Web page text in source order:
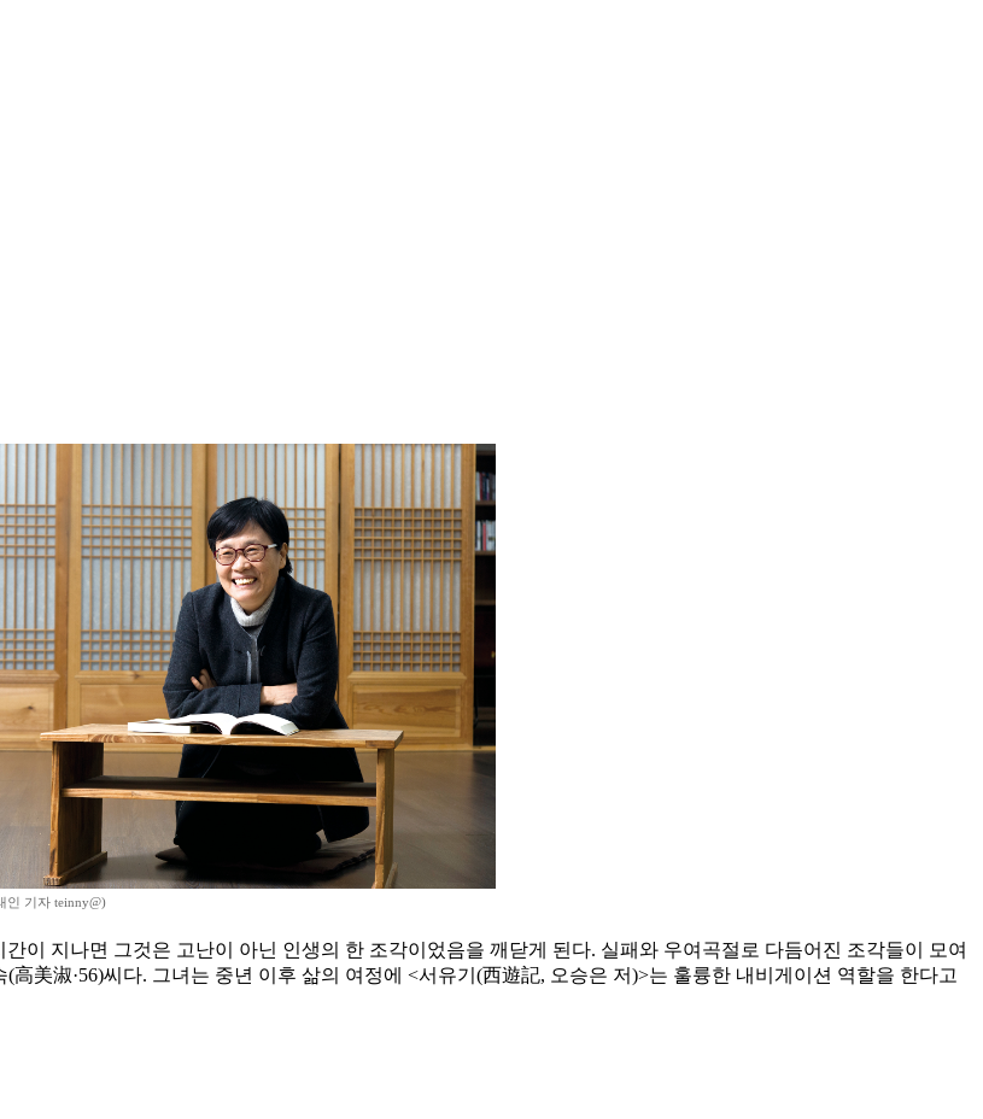
인 기자 teinny@)
이 지나면 그것은 고난이 아닌 인생의 한 조각이었음을 깨닫게 된다. 실패와 우여곡절로 다듬어진 조각들이 모여
美淑·56)씨다. 그녀는 중년 이후 삶의 여정에 <서유기(西遊記, 오승은 저)>는 훌륭한 내비게이션 역할을 한다고